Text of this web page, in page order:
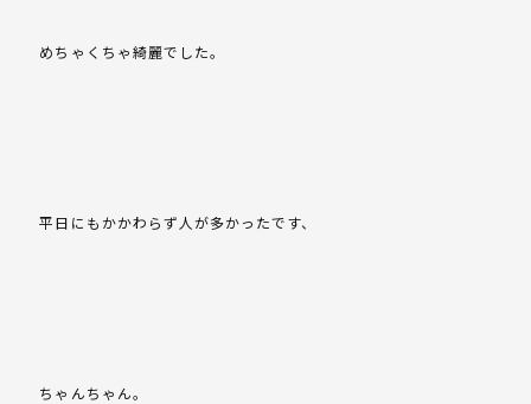
めちゃくちゃ綺麗でした。
平日にもかかわらず人が多かったです、
ちゃんちゃん。